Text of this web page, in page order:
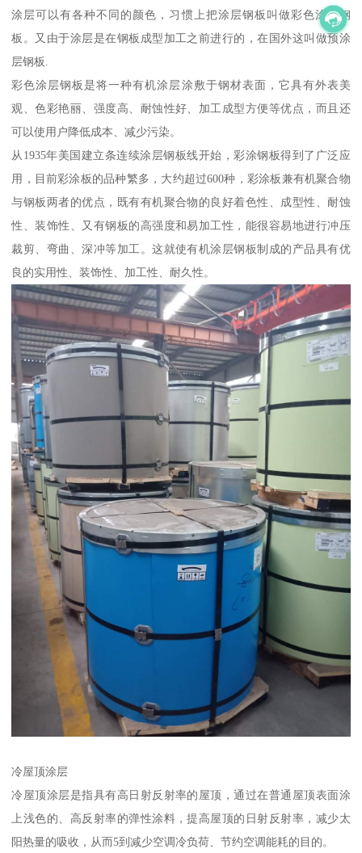
涂层可以有各种不同的颜色，习惯上把涂层钢板叫做彩色涂层钢
板。又由于涂层是在钢板成型加工之前进行的，在国外这叫做预涂
层钢板.
彩色涂层钢板是将一种有机涂层涂敷于钢材表面，它具有外表美
观、色彩艳丽、强度高、耐蚀性好、加工成型方便等优点，而且还
可以使用户降低成本、减少污染。
从1935年美国建立条连续涂层钢板线开始，彩涂钢板得到了广泛应
用，目前彩涂板的品种繁多，大约超过600种，彩涂板兼有机聚合物
与钢板两者的优点，既有有机聚合物的良好着色性、成型性、耐蚀
性、装饰性、又有钢板的高强度和易加工性，能很容易地进行冲压
裁剪、弯曲、深冲等加工。这就使有机涂层钢板制成的产品具有优
良的实用性、装饰性、加工性、耐久性。
冷屋顶涂层
冷屋顶涂层是指具有高日射反射率的屋顶，通过在普通屋顶表面涂
上浅色的、高反射率的弹性涂料，提高屋顶的日射反射率，减少太
阳热量的吸收，从而5到减少空调冷负荷、节约空调能耗的目的。